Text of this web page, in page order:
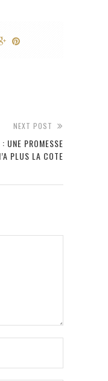
NEXT POST
UNE PROMESSE
PLUS LA COTE